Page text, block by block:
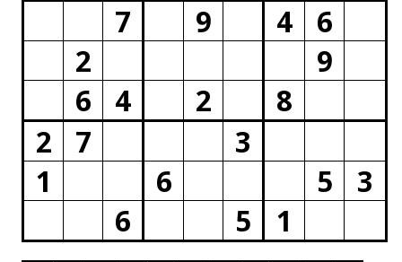
7
9 4
6
2
9
6
4 2
8
2
7
3
1
6 5
3
6
5 1